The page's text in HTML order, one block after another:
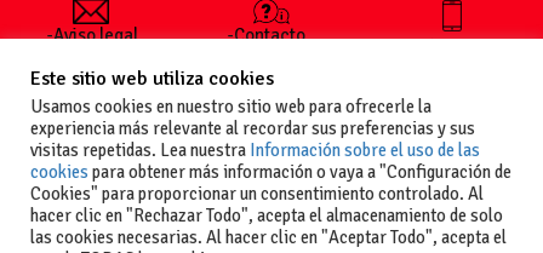
-Aviso legal
generales
de uso
-Política de
privacidad
-Política de
cookies
-Contacto
publicar un
anuncio
-Vende+
+34 627 35
Este sitio web utiliza cookies
Usamos cookies en nuestro sitio web para ofrecerle la
experiencia más relevante al recordar sus preferencias y sus
visitas repetidas. Lea nuestra Información sobre el uso de las
cookies para obtener más información o vaya a "Configuración de
Cookies" para proporcionar un consentimiento controlado. Al
hacer clic en "Rechazar Todo", acepta el almacenamiento de solo
las cookies necesarias. Al hacer clic en "Aceptar Todo", acepta el